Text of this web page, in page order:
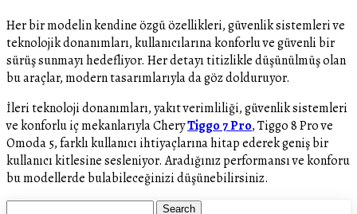
Her bir modelin kendine özgü özellikleri, güvenlik sistemleri ve
teknolojik donanımları, kullanıcılarına konforlu ve güvenli bir
sürüş sunmayı hedefliyor. Her detayı titizlikle düşünülmüş olan
bu araçlar, modern tasarımlarıyla da göz dolduruyor.
İleri teknoloji donanımları, yakıt verimliliği, güvenlik sistemleri
ve konforlu iç mekanlarıyla CheryTiggo 7 Pro, Tiggo 8 Pro ve
Omoda 5, farklı kullanıcı ihtiyaçlarına hitap ederek geniş bir
kullanıcı kitlesine sesleniyor. Aradığınız performansı ve konforu
bu modellerde bulabileceğinizi düşünebilirsiniz.